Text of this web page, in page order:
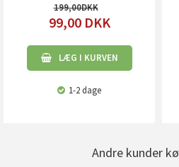
199,00
99,00 DKK
LÆG I KURVEN
1-2 dage
Andre kunder